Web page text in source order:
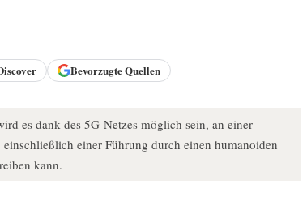
Bevorzugte Quellen
es dank des 5G-Netzes möglich sein, an einer
einer Führung durch einen humanoiden
kann.